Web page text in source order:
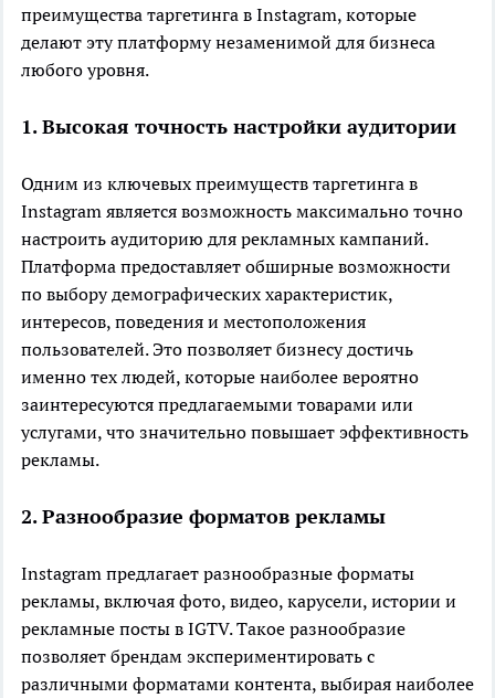
преимущества таргетинга в Instagram, которые
делают эту платформу незаменимой для бизнеса
любого уровня.
1. Высокая точность настройки аудитории
Одним из ключевых преимуществ таргетинга в
Instagram является возможность максимально точно
настроить аудиторию для рекламных кампаний.
Платформа предоставляет обширные возможности
по выбору демографических характеристик,
интересов, поведения и местоположения
пользователей. Это позволяет бизнесу достичь
именно тех людей, которые наиболее вероятно
заинтересуются предлагаемыми товарами или
услугами, что значительно повышает эффективность
рекламы.
2. Разнообразие форматов рекламы
Instagram предлагает разнообразные форматы
рекламы, включая фото, видео, карусели, истории и
рекламные посты в IGTV. Такое разнообразие
позволяет брендам экспериментировать с
различными форматами контента, выбирая наиболее